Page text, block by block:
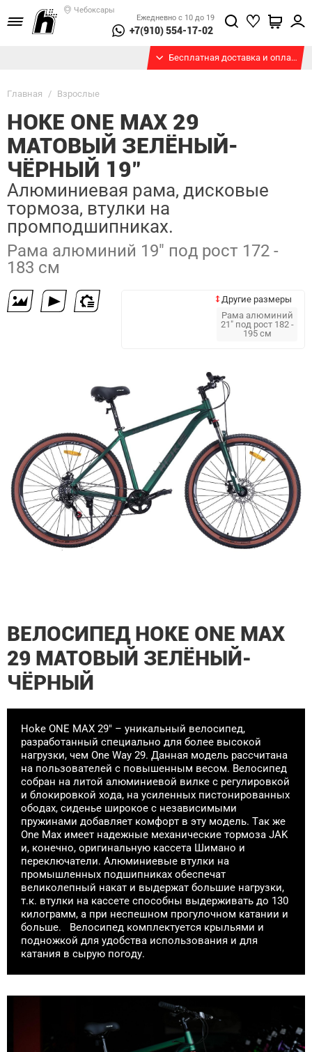
Чебоксары
Ежедневно с 10 до 19
+7(910) 554-17-02
Бесплатная доставка и оплата при получении
Главная / Взрослые
HOKE ONE MAX 29
МАТОВЫЙ ЗЕЛЁНЫЙ-
ЧЁРНЫЙ 19"
Алюминиевая рама, дисковые
тормоза, втулки на
промподшипниках.
Рама алюминий 19" под рост 172 -
183 см
Другие размеры
Рама алюминий
21" под рост 182 -
195 см
ВЕЛОСИПЕД HOKE ONE MAX
29 МАТОВЫЙ ЗЕЛЁНЫЙ-
ЧЁРНЫЙ
Hoke ONE MAX 29" – уникальный велосипед,
разработанный специально для более высокой
нагрузки, чем One Way 29. Данная модель рассчитана
на пользователей с повышенным весом. Велосипед
собран на литой алюминиевой вилке с регулировкой
и блокировкой хода, на усиленных пистонированных
ободах, сиденье широкое с независимыми
пружинами добавляет комфорт в эту модель. Так же
One Max имеет надежные механические тормоза JAK
и, конечно, оригинальную кассета Шимано и
переключатели. Алюминиевые втулки на
промышленных подшипниках обеспечат
великолепный накат и выдержат большие нагрузки,
т.к. втулки на кассете способны выдерживать до 130
килограмм, а при неспешном прогулочном катании и
больше. Велосипед комплектуется крыльями и
подножкой для удобства использования и для
катания в сырую погоду.